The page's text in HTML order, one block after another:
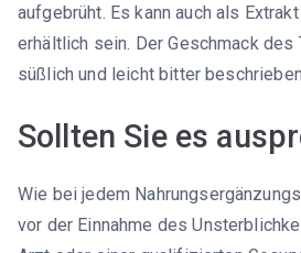
aufgebrüht. Es kann auch als
erhältlich sein. Der Geschmack
süßlich und leicht bitter
Sollten Sie es
Wie bei jedem
vor der Einnahme des